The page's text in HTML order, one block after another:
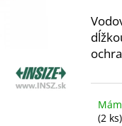
(2 ks)